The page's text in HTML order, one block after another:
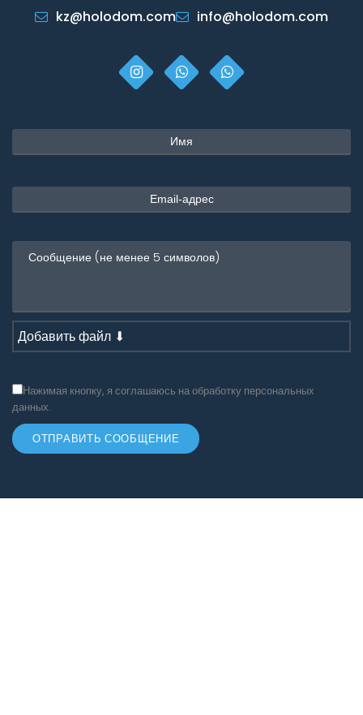
kz@holodom.com info@holodom.com
Добавить файл ⬇
Нажимая кнопку, я соглашаюсь на обработку персональных
данных.
ОТПРАВИТЬ СООБЩЕНИЕ